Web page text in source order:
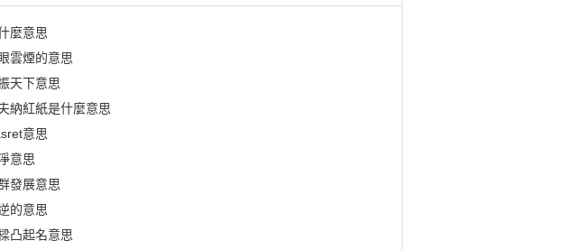
麼意思
雲煙的意思
天下意思
納紅紙是什麼意思
意思
意思
發展意思
的意思
凸起名意思